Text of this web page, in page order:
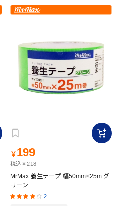
￥ 199
税込￥218
MrMax 養生テープ 幅50mm×25m グ
リーン
2